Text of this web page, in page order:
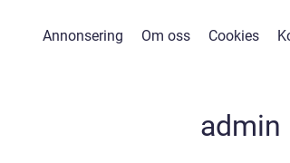
Annonsering Om oss Cookies
admin